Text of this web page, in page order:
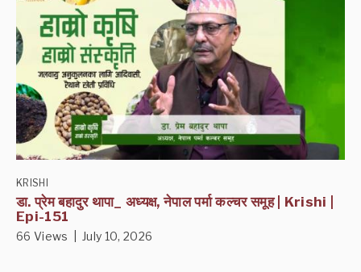
KRISHI
डा. प्रेम बहादुर थापा_ अध्यक्ष, नेपाल पर्मा कल्चर समूह | Krishi |
Epi-151
66 Views | July 10, 2026